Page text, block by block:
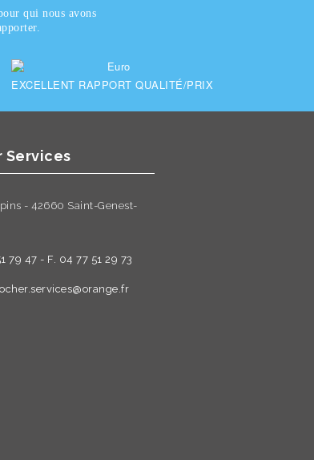
qui nous avons
EXCELLENT RAPPORT QUALITÉ/PRIX
Services
- 42660 Saint-Genest-
79 47 - F. 04 77 51 29 73